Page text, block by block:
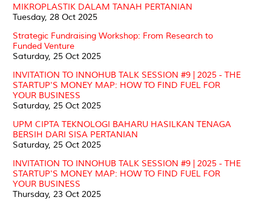
MIKROPLASTIK DALAM TANAH PERTANIAN
Tuesday, 28 Oct 2025
Strategic Fundraising Workshop: From Research to
Funded Venture
Saturday, 25 Oct 2025
INVITATION TO INNOHUB TALK SESSION #9 | 2025 - THE
STARTUP'S MONEY MAP: HOW TO FIND FUEL FOR
YOUR BUSINESS
Saturday, 25 Oct 2025
UPM CIPTA TEKNOLOGI BAHARU HASILKAN TENAGA
BERSIH DARI SISA PERTANIAN
Saturday, 25 Oct 2025
INVITATION TO INNOHUB TALK SESSION #9 | 2025 - THE
STARTUP'S MONEY MAP: HOW TO FIND FUEL FOR
YOUR BUSINESS
Thursday, 23 Oct 2025